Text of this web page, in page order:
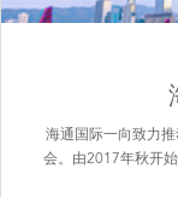
海通国际一向致力
会。由2017年秋开